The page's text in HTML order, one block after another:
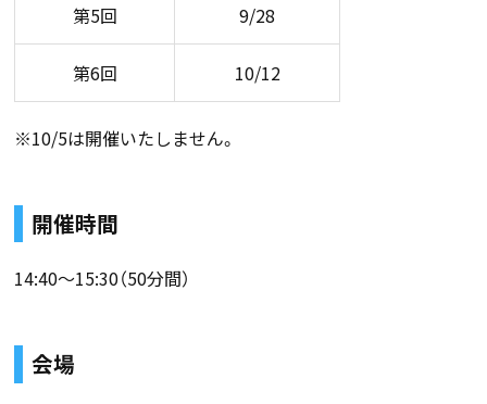
第5回 9/28
第6回 10/12
※10/5は開催いたしません。
開催時間
14:40〜15:30（50分間）
会場